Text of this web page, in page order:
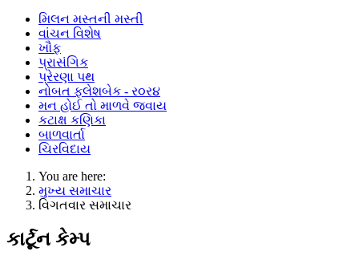
મિલન મસ્તની મસ્તી
વાંચન વિશેષ
ખૌફ
પ્રાસંગિક
પ્રેરણા પથ
નોબત ફ્લેશબેક - ર૦ર૪
મન હોઈ તો માળવે જવાય
કટાક્ષ કણિકા
બાળવાર્તા
ચિરવિદાય
You are here:
મુખ્ય સમાચાર
વિગતવાર સમાચાર
કાર્ટૂન કેમ્પ